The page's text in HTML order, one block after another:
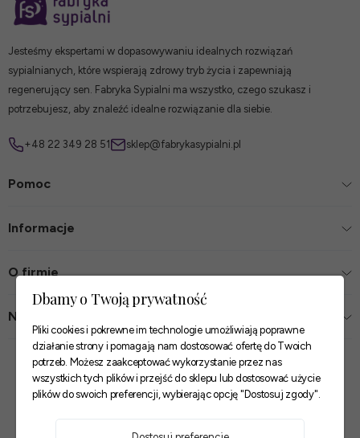
Jesteśmy ekspertami w dopasowywaniu idealnych rozwiązań
sypialnianych, które wspierają zdrowy tryb życia i zapewniają
regenerujący sen. Fabryka Sypialni ma wszystko, czego szukasz i
potrzebujesz, aby znaleźć idealne rozwiązanie dla siebie.
+48 22 349 28 51 sklep@fabrykasypialni.pl
Pomoc
Informacje
O firmie
Nasze sklepy
Zaufane płatności
Dbamy o Twoją prywatność
Pliki cookies i pokrewne im technologie umożliwiają poprawne
działanie strony i pomagają nam dostosować ofertę do Twoich
potrzeb. Możesz zaakceptować wykorzystanie przez nas
wszystkich tych plików i przejść do sklepu lub dostosować użycie
plików do swoich preferencji, wybierając opcję "Dostosuj zgody".